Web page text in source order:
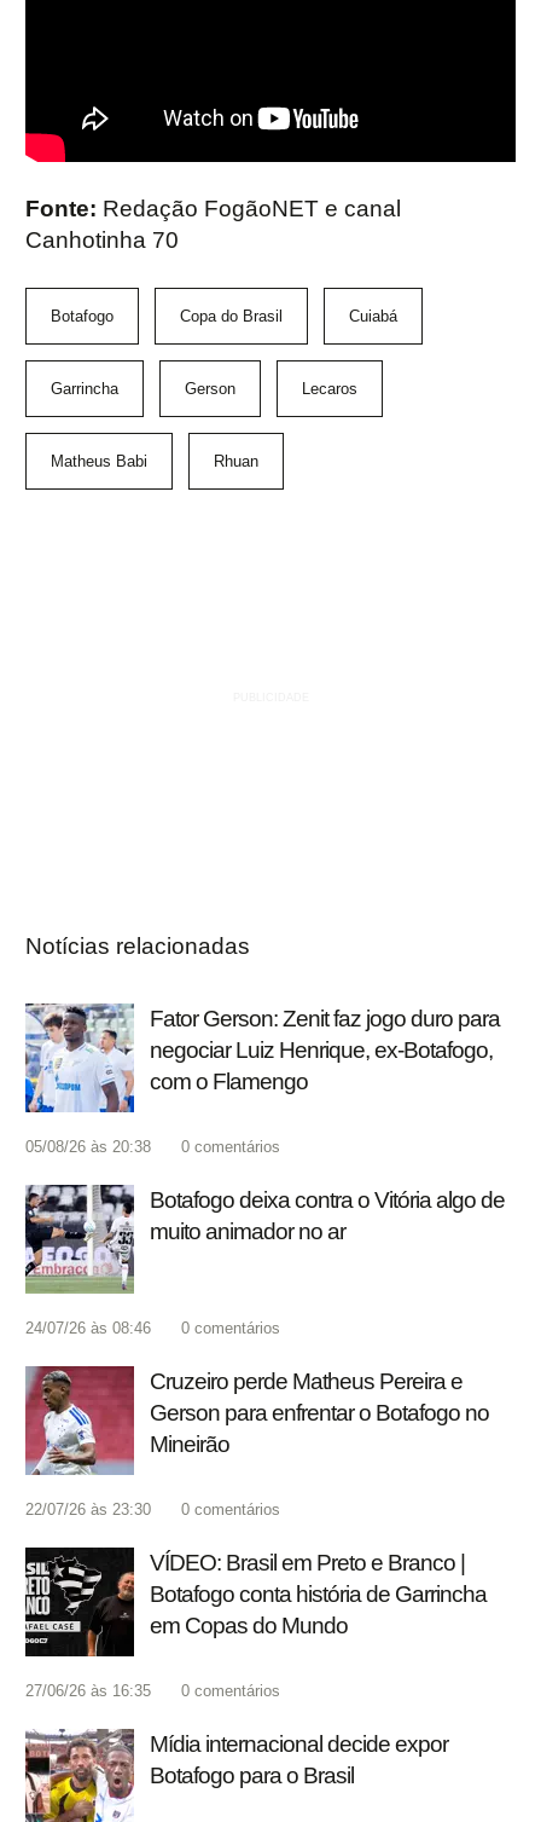
Fonte: Redação FogãoNET e canal
Canhotinha 70
Botafogo Copa do Brasil Cuiabá
Garrincha Gerson Lecaros
Matheus Babi Rhuan
Notícias relacionadas
Fator Gerson: Zenit faz jogo duro para
negociar Luiz Henrique, ex-Botafogo,
com o Flamengo
05/08/26 às 20:38 0 comentários
Botafogo deixa contra o Vitória algo de
muito animador no ar
24/07/26 às 08:46 0 comentários
Cruzeiro perde Matheus Pereira e
Gerson para enfrentar o Botafogo no
Mineirão
22/07/26 às 23:30 0 comentários
VÍDEO: Brasil em Preto e Branco |
Botafogo conta história de Garrincha
em Copas do Mundo
27/06/26 às 16:35 0 comentários
Mídia internacional decide expor
Botafogo para o Brasil